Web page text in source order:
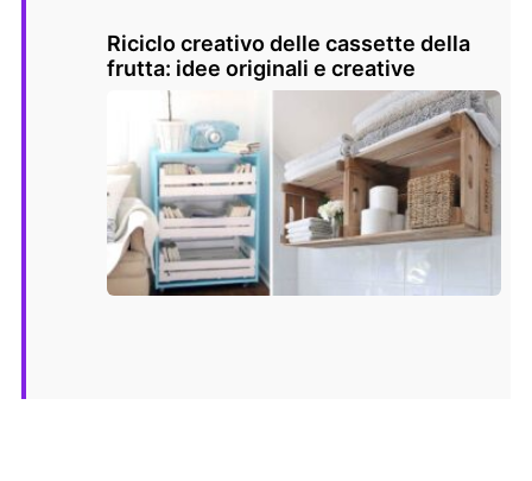
Riciclo creativo delle cassette della
frutta: idee originali e creative